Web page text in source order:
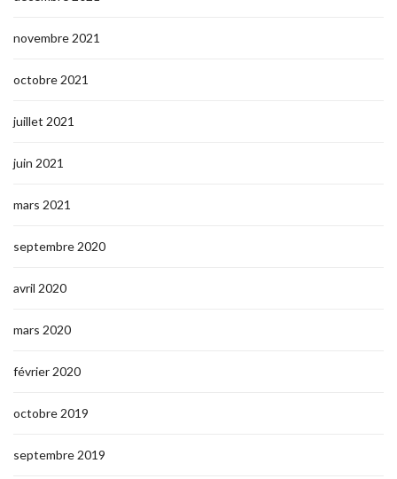
novembre 2021
octobre 2021
juillet 2021
juin 2021
mars 2021
septembre 2020
avril 2020
mars 2020
février 2020
octobre 2019
septembre 2019